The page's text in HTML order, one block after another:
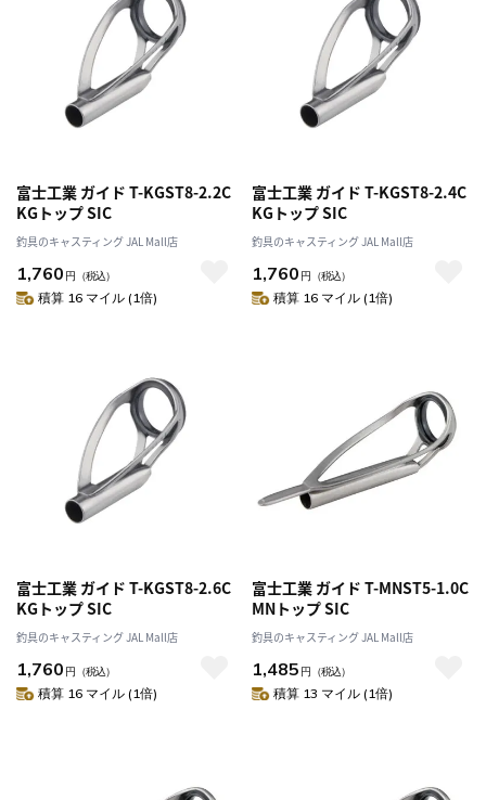
富士工業 ガイド T-KGST8-2.2C
KGトップ SIC
釣具のキャスティング JAL Mall店
1,760 円 （税込）
積算 16 マイル (1倍)
富士工業 ガイド T-KGST8-2.4C
KGトップ SIC
釣具のキャスティング JAL Mall店
1,760 円 （税込）
積算 16 マイル (1倍)
富士工業 ガイド T-KGST8-2.6C
KGトップ SIC
釣具のキャスティング JAL Mall店
1,760 円 （税込）
積算 16 マイル (1倍)
富士工業 ガイド T-MNST5-1.0C
MNトップ SIC
釣具のキャスティング JAL Mall店
1,485 円 （税込）
積算 13 マイル (1倍)